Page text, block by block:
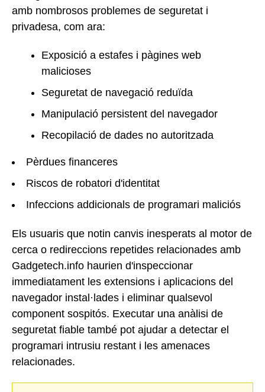
amb nombrosos problemes de seguretat i
privadesa, com ara:
Exposició a estafes i pàgines web
malicioses
Seguretat de navegació reduïda
Manipulació persistent del navegador
Recopilació de dades no autoritzada
Pèrdues financeres
Riscos de robatori d'identitat
Infeccions addicionals de programari maliciós
Els usuaris que notin canvis inesperats al motor de
cerca o redireccions repetides relacionades amb
Gadgetech.info haurien d'inspeccionar
immediatament les extensions i aplicacions del
navegador instal·lades i eliminar qualsevol
component sospitós. Executar una anàlisi de
seguretat fiable també pot ajudar a detectar el
programari intrusiu restant i les amenaces
relacionades.